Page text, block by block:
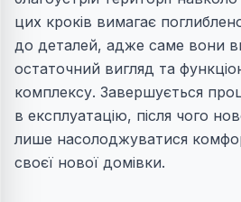
цих кроків вимагає
до деталей, адже саме вони
остаточний вигляд та
комплексу. Завершується
в експлуатацію, після чого
лише насолоджуватися
своєї нової домівки.